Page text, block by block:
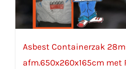
Asbest Containerzak
afm.650x260x165cm